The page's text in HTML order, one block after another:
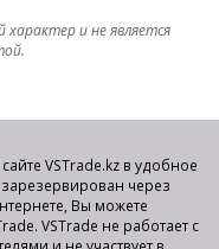
и не является
VSTrade.kz в удобное
через
Вы можете
VSTrade не работает с